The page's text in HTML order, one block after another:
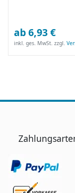
ab 6,93 €
inkl. ges. MwSt. zzgl.